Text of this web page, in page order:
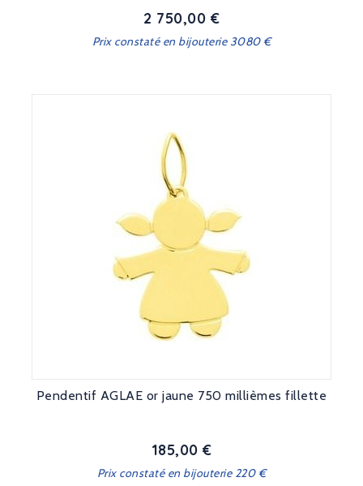
Prix
2 750,00 €
Prix constaté en bijouterie 3080 €
Pendentif AGLAE or jaune 750 millièmes fillette
Prix
185,00 €
Prix constaté en bijouterie 220 €